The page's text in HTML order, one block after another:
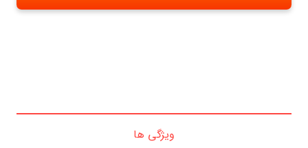
ویژگی ها